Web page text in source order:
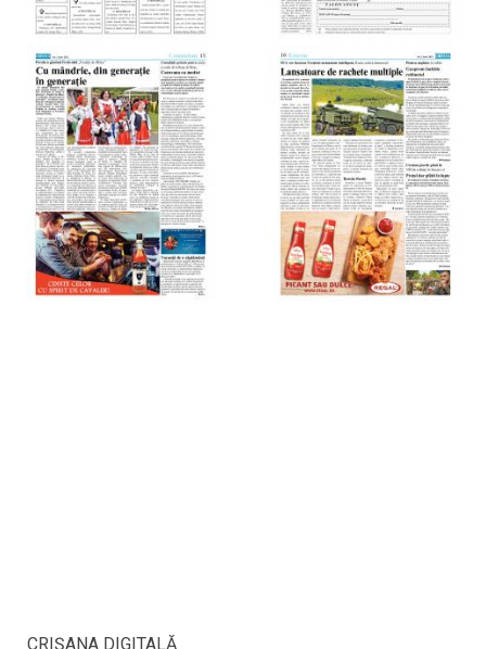
CRIŞANA DIGITALĂ